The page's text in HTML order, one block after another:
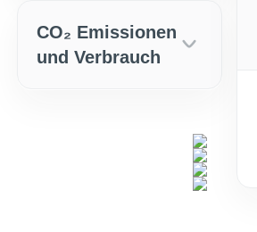
CO₂ Emissionen
und Verbrauch